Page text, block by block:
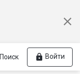
Поиск Войти